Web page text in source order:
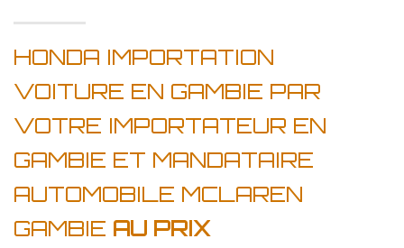
HONDA IMPORTATION
VOITURE EN GAMBIE PAR
VOTRE IMPORTATEUR EN
GAMBIE ET MANDATAIRE
AUTOMOBILE MCLAREN
GAMBIE AU PRIX